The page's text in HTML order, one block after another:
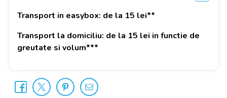
Transport in easybox: de la 15 lei**
Transport la domiciliu: de la 15 lei in functie de
greutate si volum***